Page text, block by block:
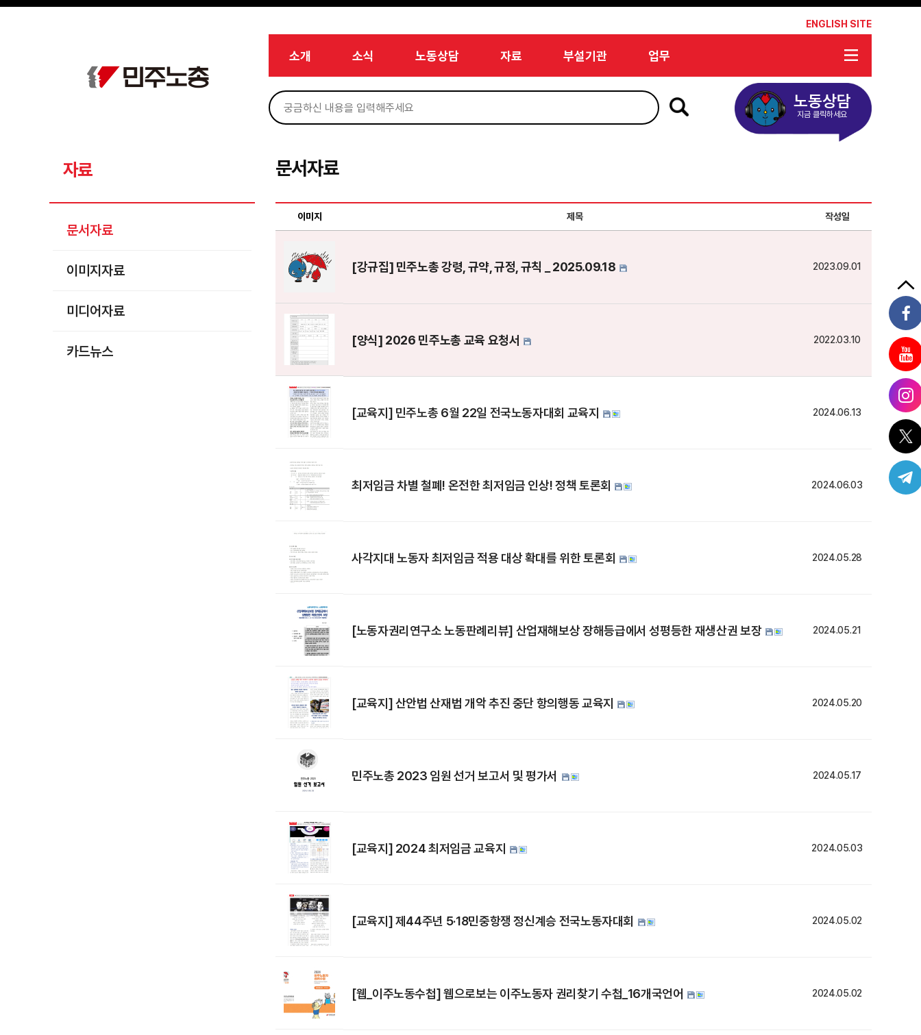
메뉴 건너뛰기
ENGLISH SITE
소개 소식 노동상담 자료 부설기관 업무
노동상담
지금 클릭하세요
자료
문서자료
이미지자료
미디어자료
카드뉴스
문서자료
이미지 제목 작성일
[강규집] 민주노총 강령, 규약, 규정, 규칙 _ 2025.09.18 2023.09.01
[양식] 2026 민주노총 교육 요청서 2022.03.10
[교육지] 민주노총 6월 22일 전국노동자대회 교육지 2024.06.13
최저임금 차별 철폐! 온전한 최저임금 인상! 정책 토론회 2024.06.03
사각지대 노동자 최저임금 적용 대상 확대를 위한 토론회 2024.05.28
[노동자권리연구소 노동판례리뷰] 산업재해보상 장해등급에서 성평등한 재생산권 보장 2024.05.21
[교육지] 산안법 산재법 개악 추진 중단 항의행동 교육지 2024.05.20
민주노총 2023 임원 선거 보고서 및 평가서 2024.05.17
[교육지] 2024 최저임금 교육지 2024.05.03
[교육지] 제44주년 5·18민중항쟁 정신계승 전국노동자대회 2024.05.02
[웹_이주노동수첩] 웹으로보는 이주노동자 권리찾기 수첩_16개국언어 2024.05.02
Sketchbook5, 스케치북5
Sketchbook5, 스케치북5